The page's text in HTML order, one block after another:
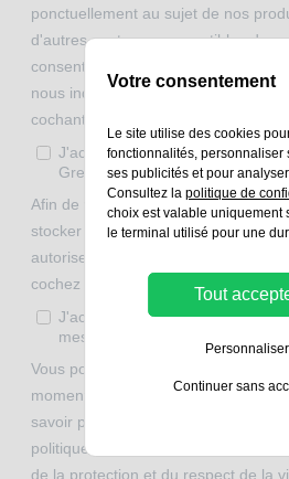
Votre consentement
Le site utilise des cookies
fonctionnalités, personnaliser
ses publicités et pour
Consultez lapolitique de
choix est valable uniquement
le terminal utilisé pour une
Tout
Personnaliser
Continuer sans